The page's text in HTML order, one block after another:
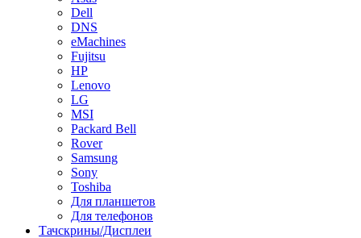
Dell
DNS
eMachines
Fujitsu
HP
Lenovo
LG
MSI
Packard Bell
Rover
Samsung
Sony
Toshiba
Для планшетов
Для телефонов
Тачскрины/Дисплеи